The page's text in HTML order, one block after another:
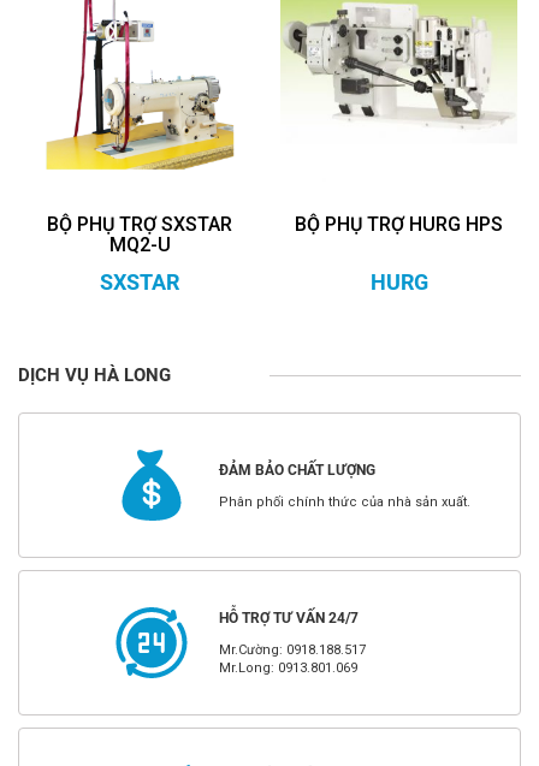
BỘ PHỤ TRỢ SXSTAR
MQ2-U
SXSTAR
BỘ PHỤ TRỢ HURG HPS
HURG
DỊCH VỤ HÀ LONG
ĐẢM BẢO CHẤT LƯỢNG
Phân phối chính thức của nhà sản xuất.
HỖ TRỢ TƯ VẤN 24/7
Mr.Cường: 0918.188.517
Mr.Long: 0913.801.069